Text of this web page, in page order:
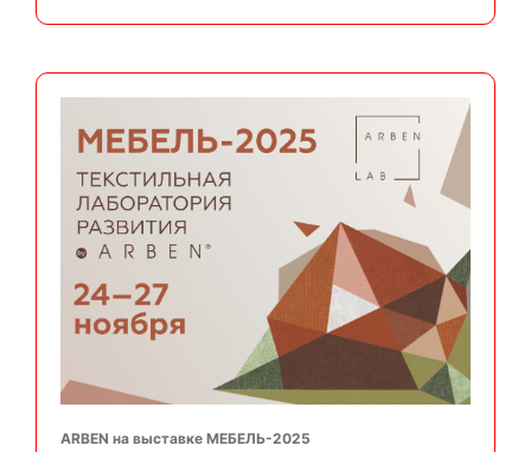
ARBEN на выставке МЕБЕЛЬ-2025